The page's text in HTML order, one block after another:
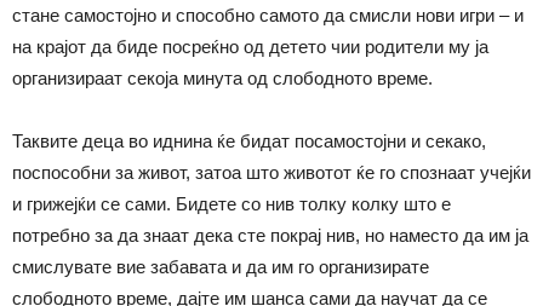
стане самостојно и способно самото да смисли нови игри – и
на крајот да биде посреќно од детето чии родители му ја
организираат секоја минута од слободното време.
Таквите деца во иднина ќе бидат посамостојни и секако,
поспособни за живот, затоа што животот ќе го спознаат учејќи
и грижејќи се сами. Бидете со нив толку колку што е
потребно за да знаат дека сте покрај нив, но наместо да им ја
смислувате вие забавата и да им го организирате
слободното време, дајте им шанса сами да научат да се